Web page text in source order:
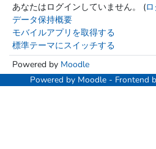
あなたはログインしていません。 (ロ
データ保持概要
モバイルアプリを取得する
標準テーマにスイッチする
Powered by Moodle
Powered by Moodle- Frontend